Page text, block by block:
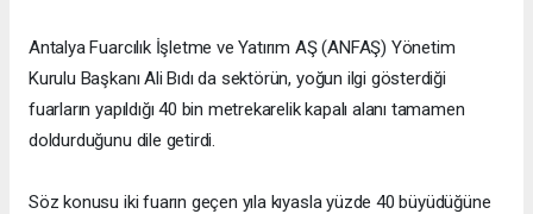
Antalya Fuarcılık İşletme ve Yatırım AŞ (ANFAŞ) Yönetim
Kurulu Başkanı Ali Bıdı da sektörün, yoğun ilgi gösterdiği
fuarların yapıldığı 40 bin metrekarelik kapalı alanı tamamen
doldurduğunu dile getirdi.
Söz konusu iki fuarın geçen yıla kıyasla yüzde 40 büyüdüğüne